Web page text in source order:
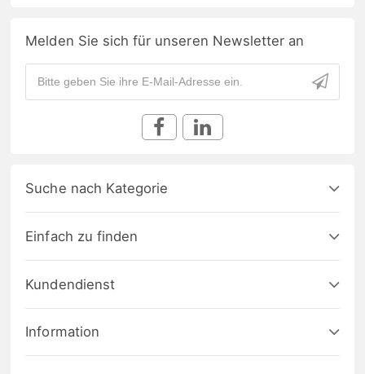
Melden Sie sich für unseren Newsletter an
Suche nach Kategorie
Einfach zu finden
Kundendienst
Information